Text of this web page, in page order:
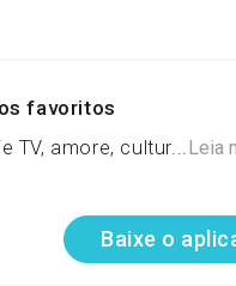
favoritos
TV, amore, cultur...Leia
Baixe o